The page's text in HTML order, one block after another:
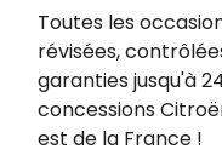
Toutes les
révisées,
garanties jusqu'à
concessions
est de la France !